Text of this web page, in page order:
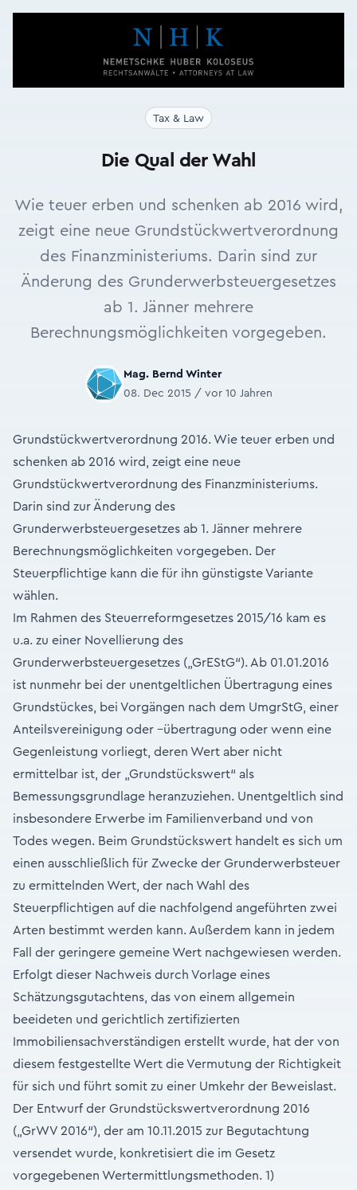
Tax & Law
Die Qual der Wahl
Wie teuer erben und schenken ab 2016 wird,
zeigt eine neue Grundstückwertverordnung
des Finanzministeriums. Darin sind zur
Änderung des Grunderwerbsteuergesetzes
ab 1. Jänner mehrere
Berechnungsmöglichkeiten vorgegeben.
Mag. Bernd Winter
08. Dec 2015 / vor 10 Jahren
Grundstückwertverordnung 2016. Wie teuer erben und
schenken ab 2016 wird, zeigt eine neue
Grundstückwertverordnung des Finanzministeriums.
Darin sind zur Änderung des
Grunderwerbsteuergesetzes ab 1. Jänner mehrere
Berechnungsmöglichkeiten vorgegeben. Der
Steuerpflichtige kann die für ihn günstigste Variante
wählen.
Im Rahmen des Steuerreformgesetzes 2015/16 kam es
u.a. zu einer Novellierung des
Grunderwerbsteuergesetzes („GrEStG“). Ab 01.01.2016
ist nunmehr bei der unentgeltlichen Übertragung eines
Grundstückes, bei Vorgängen nach dem UmgrStG, einer
Anteilsvereinigung oder –übertragung oder wenn eine
Gegenleistung vorliegt, deren Wert aber nicht
ermittelbar ist, der „Grundstückswert“ als
Bemessungsgrundlage heranzuziehen. Unentgeltlich sind
insbesondere Erwerbe im Familienverband und von
Todes wegen. Beim Grundstückswert handelt es sich um
einen ausschließlich für Zwecke der Grunderwerbsteuer
zu ermittelnden Wert, der nach Wahl des
Steuerpflichtigen auf die nachfolgend angeführten zwei
Arten bestimmt werden kann. Außerdem kann in jedem
Fall der geringere gemeine Wert nachgewiesen werden.
Erfolgt dieser Nachweis durch Vorlage eines
Schätzungsgutachtens, das von einem allgemein
beeideten und gerichtlich zertifizierten
Immobiliensachverständigen erstellt wurde, hat der von
diesem festgestellte Wert die Vermutung der Richtigkeit
für sich und führt somit zu einer Umkehr der Beweislast.
Der Entwurf der Grundstückswertverordnung 2016
(„GrWV 2016“), der am 10.11.2015 zur Begutachtung
versendet wurde, konkretisiert die im Gesetz
vorgegebenen Wertermittlungsmethoden. 1)